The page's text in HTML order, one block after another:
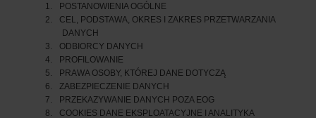
1.
POSTANOWIENIA OGÓLNE
2.
CEL, PODSTAWA, OKRES I ZAKRES PRZETWARZANIA
DANYCH
3.
ODBIORCY DANYCH
4.
PROFILOWANIE
5.
PRAWA OSOBY, KTÓREJ DANE DOTYCZĄ
6.
ZABEZPIECZENIE DANYCH
7.
PRZEKAZYWANIE DANYCH POZA EOG
8.
COOKIES DANE EKSPLOATACYJNE I ANALITYKA